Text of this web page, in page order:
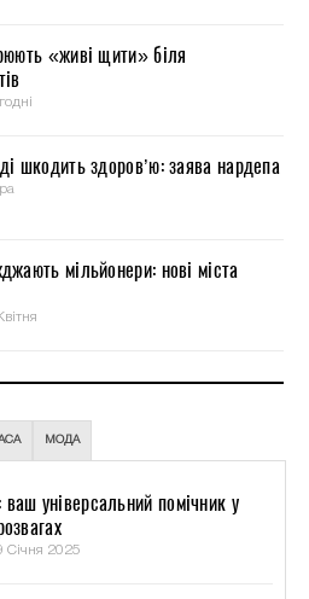
«живі щити» біля
шкодить здоров’ю: заява нардепа
мільйонери: нові міста
МОДА
універсальний помічник у
Січня 2025